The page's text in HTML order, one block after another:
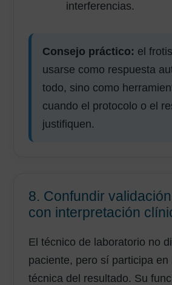
interferencias.
Consejo práctico: el
usarse como respuesta
todo, sino como
cuando el protocolo o el
justifiquen.
8. Confundir
con interpretación
El técnico de laboratorio no
paciente, pero sí participa en
técnica del resultado. Su